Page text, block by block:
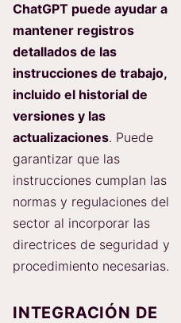
ChatGPT puede ayudar a
mantener registros
detallados de las
instrucciones de trabajo,
incluido el historial de
versiones y las
actualizaciones. Puede
garantizar que las
instrucciones cumplan las
normas y regulaciones del
sector al incorporar las
directrices de seguridad y
procedimiento necesarias.
INTEGRACIÓN DE